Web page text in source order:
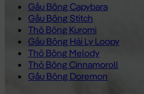
Gấu Bông Capybara
Gấu Bông Stitch
Thỏ Bông Kuromi
Gấu Bông Hải Ly Loopy
Thỏ Bông Melody
Thỏ Bông Cinnamoroll
Gấu Bông Doremon